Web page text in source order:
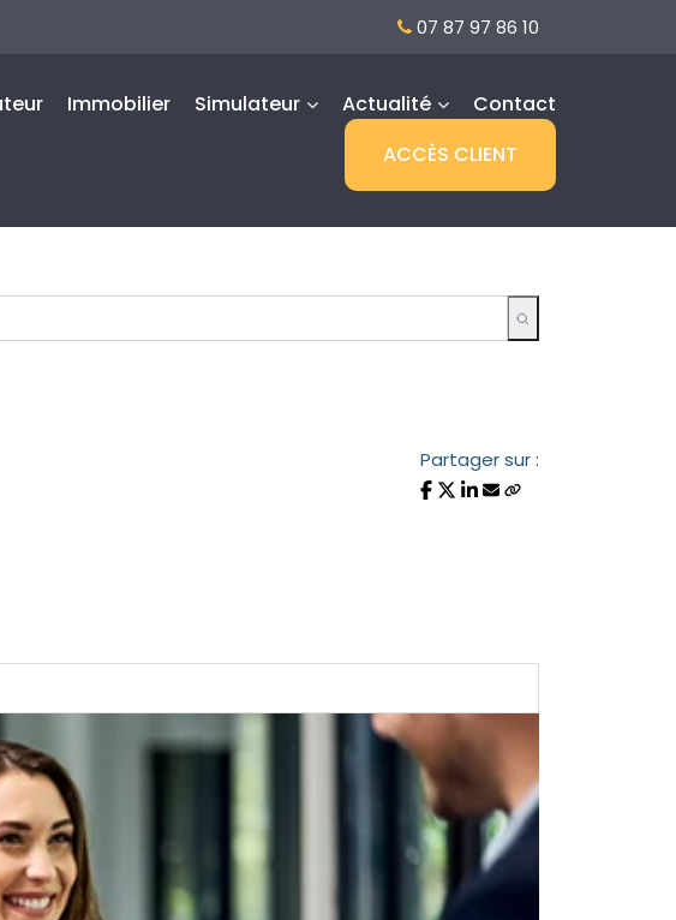
07 87 97 86 10
Immobilier Simulateur Actualité
Contact
ACCÈS CLIENT
Partager sur :